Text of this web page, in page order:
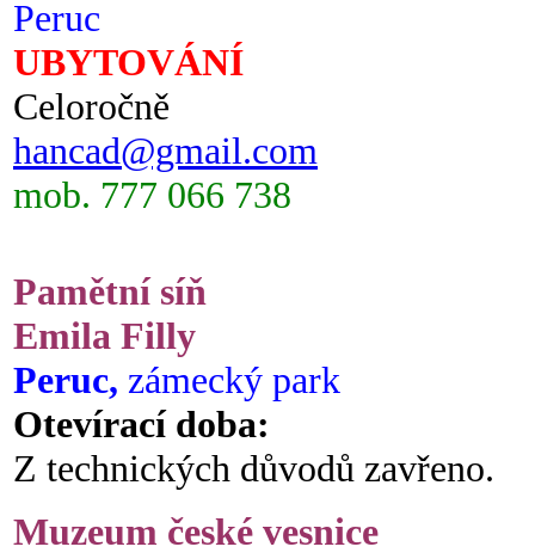
Peruc
UBYTOVÁNÍ
Celoročně
hancad@gmail.com
mob. 777 066 738
Pamětní síň
Emila Filly
Peruc, zámecký park
Otevírací doba:
Z technických důvodů zavřeno.
Muzeum české vesnice